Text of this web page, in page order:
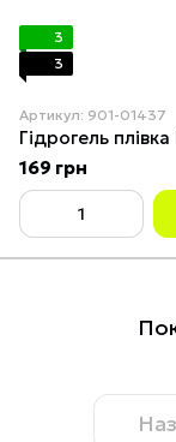
3
3
Артикул: 901-01437
Гідрогель
169 грн